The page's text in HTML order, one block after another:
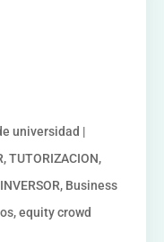
universidad |
TUTORIZACION,
Business
equity crowd